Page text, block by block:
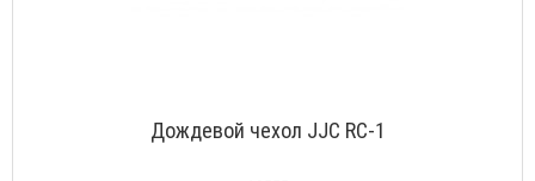
Дождевой чехол JJC RC-1